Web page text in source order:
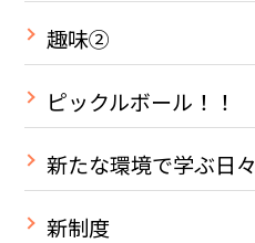
趣味②
ピックルボール！！
新たな環境で学ぶ日々
新制度